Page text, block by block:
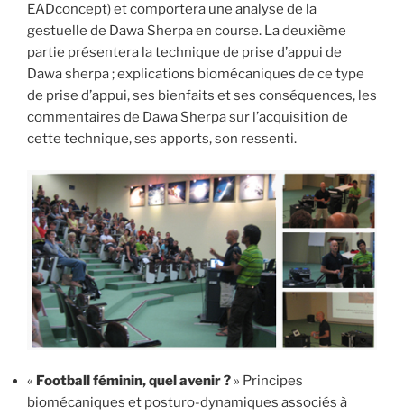
EADconcept) et comportera une analyse de la
gestuelle de Dawa Sherpa en course. La deuxième
partie présentera la technique de prise d’appui de
Dawa sherpa ; explications biomécaniques de ce type
de prise d’appui, ses bienfaits et ses conséquences, les
commentaires de Dawa Sherpa sur l’acquisition de
cette technique, ses apports, son ressenti.
« Football féminin, quel avenir ? » Principes
biomécaniques et posturo-dynamiques associés à